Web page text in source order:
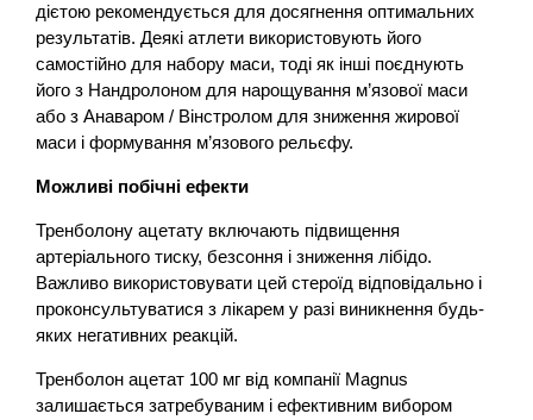
дієтою рекомендується для досягнення оптимальних
результатів. Деякі атлети використовують його
самостійно для набору маси, тоді як інші поєднують
його з Нандролоном для нарощування м’язової маси
або з Анаваром / Вінстролом для зниження жирової
маси і формування м’язового рельєфу.
Можливі побічні ефекти
Тренболону ацетату включають підвищення
артеріального тиску, безсоння і зниження лібідо.
Важливо використовувати цей стероїд відповідально і
проконсультуватися з лікарем у разі виникнення будь-
яких негативних реакцій.
Тренболон ацетат 100 мг від компанії Magnus
залишається затребуваним і ефективним вибором